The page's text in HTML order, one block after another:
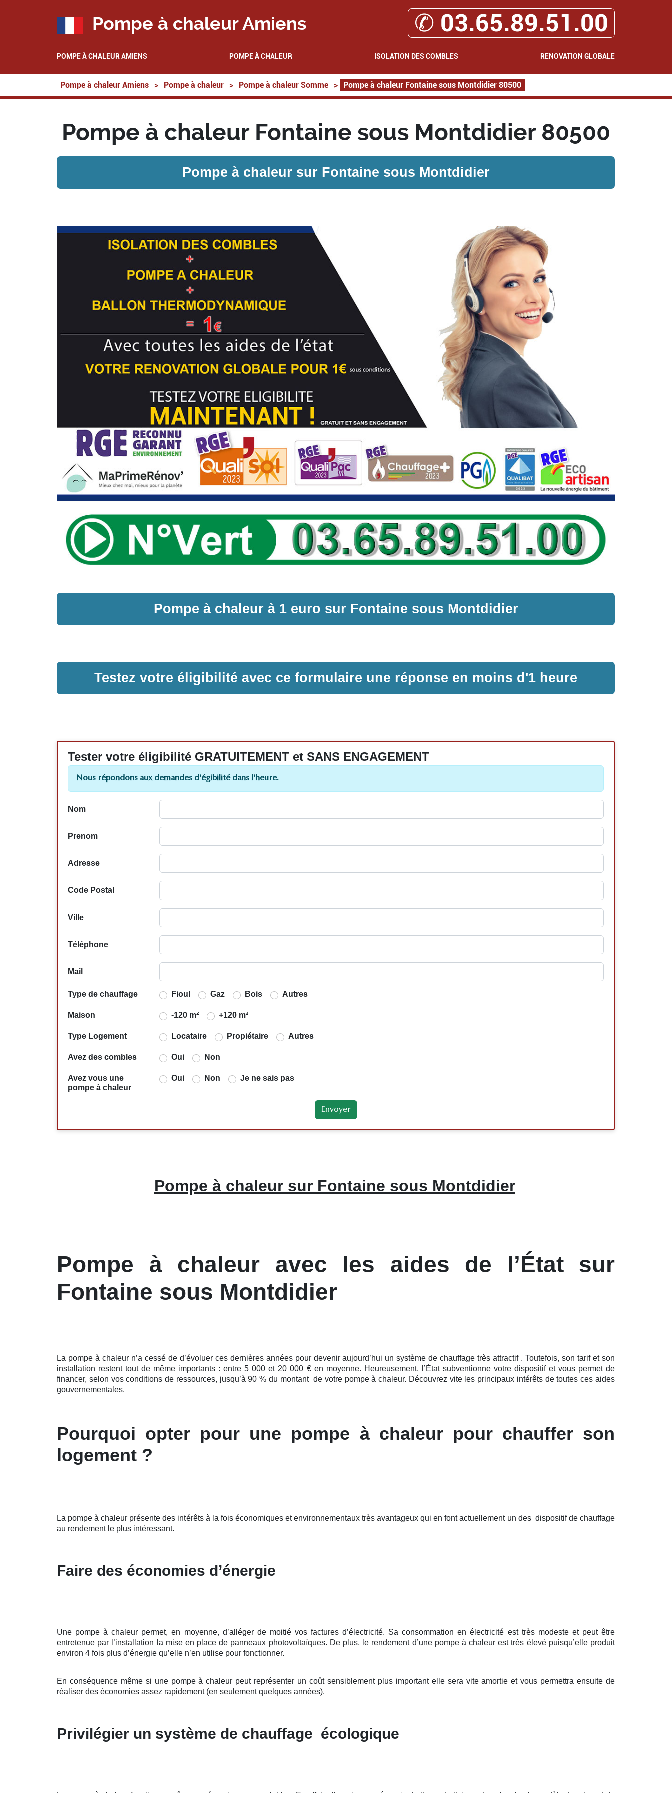
Pompe à chaleur Amiens ✆ 03.65.89.51.00
POMPE À CHALEUR AMIENS POMPE À CHALEUR ISOLATION DES COMBLES RENOVATION GLOBALE
Pompe à chaleur Amiens > Pompe à chaleur > Pompe à chaleur Somme > Pompe à chaleur Fontaine sous Montdidier 80500
Pompe à chaleur Fontaine sous Montdidier 80500
Pompe à chaleur sur Fontaine sous Montdidier
Pompe à chaleur à 1 euro sur Fontaine sous Montdidier
Testez votre éligibilité avec ce formulaire une réponse en moins d'1 heure
Tester votre éligibilité GRATUITEMENT et SANS ENGAGEMENT
Nous répondons aux demandes d'égibilité dans l'heure.
Nom
Prenom
Adresse
Code Postal
Ville
Téléphone
Mail
Type de chauffage Fioul Gaz Bois Autres
Maison -120 m² +120 m²
Type Logement Locataire Propiétaire Autres
Avez des combles Oui Non
Avez vous une
pompe à chaleur
Oui Non Je ne sais pas
Pompe à chaleur sur Fontaine sous Montdidier
Pompe à chaleur avec les aides de l’État sur
Fontaine sous Montdidier
La pompe à chaleur n’a cessé de d’évoluer ces dernièresannées pour devenir aujourd’hui un système de chauffage très attractif . Toutefois, son tarif et son
installation restent tout de même importants : entre 5 000 et 20 000 € en moyenne. Heureusement, l’État subventionne votre dispositif et vous permet de
financer, selon vos conditions de ressources, jusqu’à 90 % du montant de votre pompe à chaleur. Découvrez vite les principaux intérêts de toutes ces aides
gouvernementales.
Pourquoi opter pour une pompe à chaleur pour chauffer son
logement ?
La pompe à chaleur présente des intérêts à la fois économiques et environnementaux très avantageux qui en font actuellement un des dispositif de chauffage
au rendement le plus intéressant.
Faire des économies d’énergie
Une pompe à chaleur permet, en moyenne, d’alléger de moitié vos factures d’électricité. Sa consommation en électricité est très modeste et peut être
entretenue par l’installation la mise en place de panneaux photovoltaïques. De plus, le rendement d’une pompe à chaleur est très élevé puisqu’elle produit
environ 4 fois plus d’énergie qu’elle n’en utilise pour fonctionner.
En conséquence même si une pompe à chaleur peut représenter un coût sensiblement plus important elle sera vite amortie et vous permettra ensuite de
réaliser des économies assez rapidement (en seulement quelques années).
Privilégier un système de chauffage écologique